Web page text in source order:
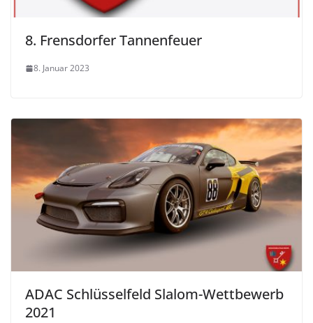
8. Frensdorfer Tannenfeuer
8. Januar 2023
ADAC Schlüsselfeld Slalom-Wettbewerb
2021